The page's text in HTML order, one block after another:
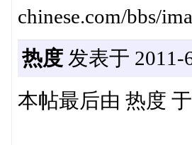
chinese.com/bbs/
热度发表于 2011-
本帖最后由 热度